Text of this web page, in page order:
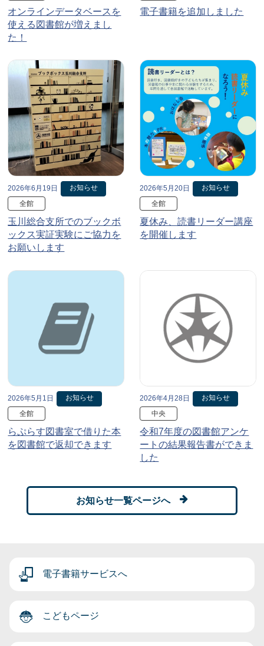
オンラインデータベースを
使える図書館が増えまし
た！
電子書籍を追加しました
2026年6月19日
お知らせ
全館
玉川総合支所でのブックボ
ックス実証実験にご協力を
お願いします
2026年5月20日
お知らせ
全館
夏休み、読書リーダー講座
を開催します
2026年5月1日
お知らせ
全館
らぷらす図書室で借りた本
を図書館で返却できます
2026年4月28日
お知らせ
中央
令和7年度の図書館アンケ
ートの結果報告書ができま
した
お知らせ一覧ページへ
電子書籍サービスへ
こどもページ